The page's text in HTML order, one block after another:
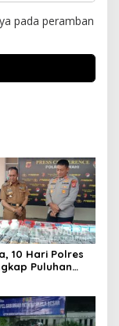
pada peramban
10 Hari Polres
Puluhan